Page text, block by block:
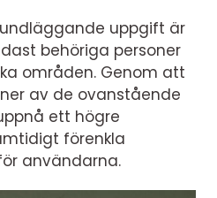
uppgift är
behöriga personer
områden. Genom att
av de ovanstående
ett högre
förenkla
användarna.